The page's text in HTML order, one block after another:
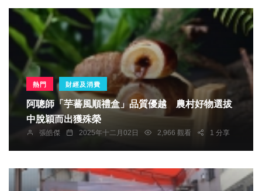
熱門 財經及消費
阿聰師「芋蕃風順禮盒」品質優越 農村好物選拔
中脫穎而出獲殊榮
張皓傑 2025年十二月02日 2,966 觀看 1 分享